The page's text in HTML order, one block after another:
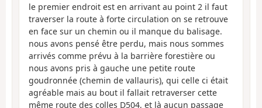
le premier endroit est en arrivant au point 2 il faut
traverser la route à forte circulation on se retrouve
en face sur un chemin ou il manque du balisage.
nous avons pensé être perdu, mais nous sommes
arrivés comme prévu à la barrière forestière ou
nous avons pris à gauche une petite route
goudronnée (chemin de vallauris), qui celle ci était
agréable mais au bout il fallait retraverser cette
même route des colles D504, et là aucun passage